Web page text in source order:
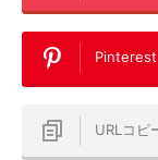
Pinterest
URLコピ